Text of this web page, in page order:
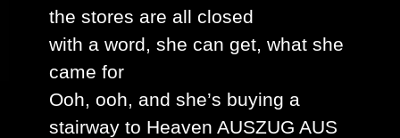
the stores are all closed
with a word, she can get, what she
came for
Ooh, ooh, and she’s buying a
stairway to Heaven AUSZUG AUS